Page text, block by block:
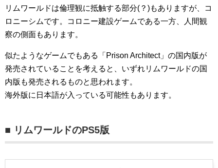
リムワールドは倫理観に抵触する部分(？)もありますが、コ
ロニーシムです。コロニー建設ゲームである一方、人間観
察の側面もあります。
似たようなゲームでもある「Prison Architect」の国内版が
発売されていることを考えると、いずれリムワールドの国
内版も発売されるものと思われます。
海外版に日本語が入っている可能性もあります。
■ リムワールドのPS5版